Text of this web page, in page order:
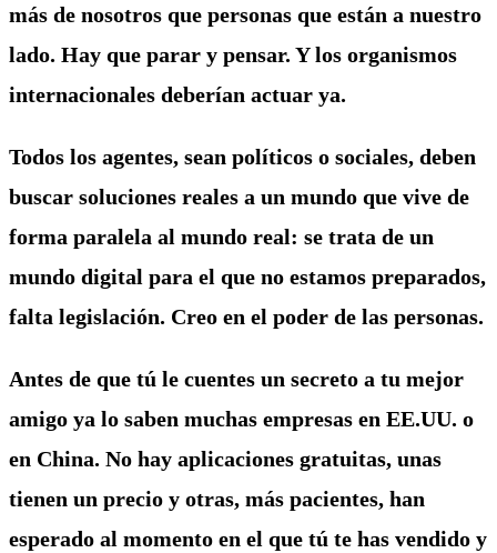
más de nosotros que personas que están a nuestro
lado. Hay que parar y pensar. Y los organismos
internacionales deberían actuar ya.
Todos los agentes, sean políticos o sociales, deben
buscar soluciones reales a un mundo que vive de
forma paralela al mundo real: se trata de un
mundo digital para el que no estamos preparados,
falta legislación. Creo en el poder de las personas.
Antes de que tú le cuentes un secreto a tu mejor
amigo ya lo saben muchas empresas en EE.UU. o
en China. No hay aplicaciones gratuitas, unas
tienen un precio y otras, más pacientes, han
esperado al momento en el que tú te has vendido y